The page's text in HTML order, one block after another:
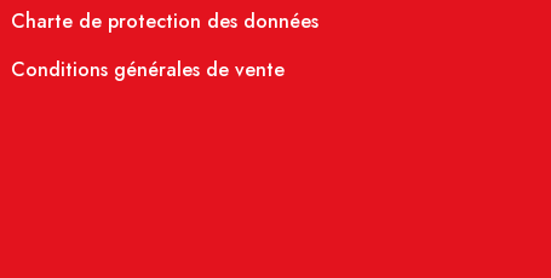
Charte de protection des données
Conditions générales de vente